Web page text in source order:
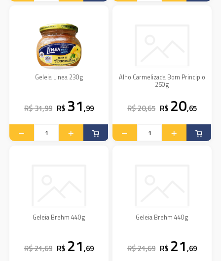
Geleia Linea 230g
R$ 31,99 R$ 31,99
Alho Carmelizada Bom Principio
250g
R$ 20,65 R$ 20,65
Geleia Brehm 440g
R$ 21,69 R$ 21,69
Geleia Brehm 440g
R$ 21,69 R$ 21,69